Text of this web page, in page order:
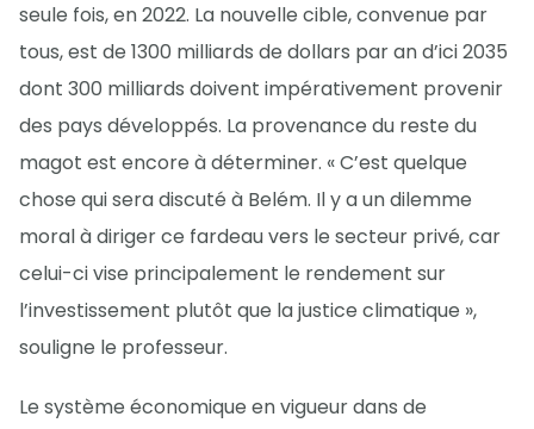
seule fois, en 2022. La nouvelle cible, convenue par
tous, est de 1300 milliards de dollars par an d’ici 2035
dont 300 milliards doivent impérativement provenir
des pays développés. La provenance du reste du
magot est encore à déterminer. « C’est quelque
chose qui sera discuté à Belém. Il y a un dilemme
moral à diriger ce fardeau vers le secteur privé, car
celui-ci vise principalement le rendement sur
l’investissement plutôt que la justice climatique »,
souligne le professeur.
Le système économique en vigueur dans de